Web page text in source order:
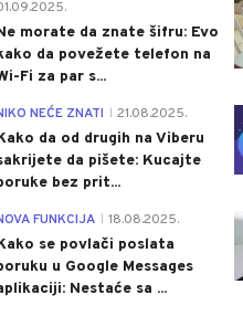
morate da znate šifru: Evo
da povežete telefon na
Fi za par s...
NEĆE ZNATI 21.08.2025.
da od drugih na Viberu
da pišete: Kucajte
bez prit...
FUNKCIJA 18.08.2025.
se povlači poslata
u Google Messages
Nestaće sa ...